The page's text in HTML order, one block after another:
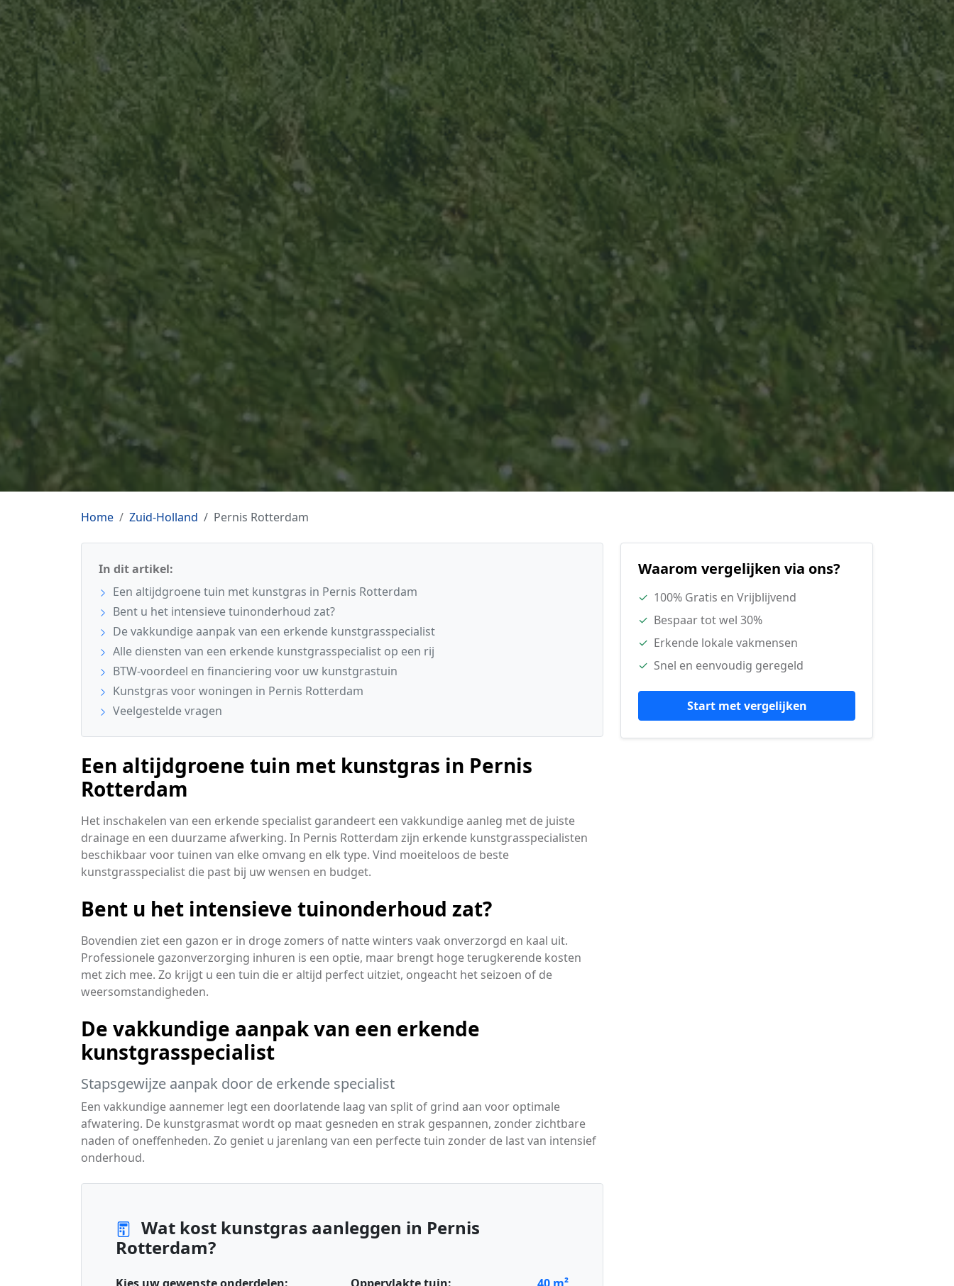
Home Zuid-Holland Pernis Rotterdam
In dit artikel:
Een altijdgroene tuin met kunstgras in Pernis Rotterdam
Bent u het intensieve tuinonderhoud zat?
De vakkundige aanpak van een erkende kunstgrasspecialist
Alle diensten van een erkende kunstgrasspecialist op een rij
BTW-voordeel en financiering voor uw kunstgrastuin
Kunstgras voor woningen in Pernis Rotterdam
Veelgestelde vragen
Een altijdgroene tuin met kunstgras in Pernis
Rotterdam
Het inschakelen van een erkende specialist garandeert een vakkundige aanleg met de juiste
drainage en een duurzame afwerking. In Pernis Rotterdam zijn erkende kunstgrasspecialisten
beschikbaar voor tuinen van elke omvang en elk type. Vind moeiteloos de beste
kunstgrasspecialist die past bij uw wensen en budget.
Bent u het intensieve tuinonderhoud zat?
Bovendien ziet een gazon er in droge zomers of natte winters vaak onverzorgd en kaal uit.
Professionele gazonverzorging inhuren is een optie, maar brengt hoge terugkerende kosten
met zich mee. Zo krijgt u een tuin die er altijd perfect uitziet, ongeacht het seizoen of de
weersomstandigheden.
De vakkundige aanpak van een erkende
kunstgrasspecialist
Stapsgewijze aanpak door de erkende specialist
Een vakkundige aannemer legt een doorlatende laag van split of grind aan voor optimale
afwatering. De kunstgrasmat wordt op maat gesneden en strak gespannen, zonder zichtbare
naden of oneffenheden. Zo geniet u jarenlang van een perfecte tuin zonder de last van intensief
onderhoud.
Wat kost kunstgras aanleggen in Pernis
Rotterdam?
Waarom vergelijken via ons?
✓ 100% Gratis en Vrijblijvend
✓ Bespaar tot wel 30%
✓ Erkende lokale vakmensen
✓ Snel en eenvoudig geregeld
Start met vergelijken